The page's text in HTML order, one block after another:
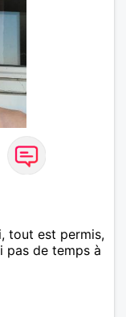
tout est permis,
pas de temps à